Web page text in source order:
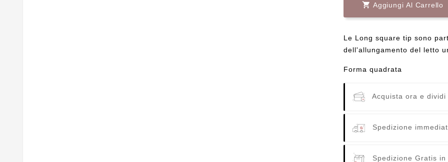
 Aggiungi Al Carrello
Le Long square tip sono
dell'allungamento del letto
Forma quadrata
Acquista ora e
Spedizione
Spedizione Gratis